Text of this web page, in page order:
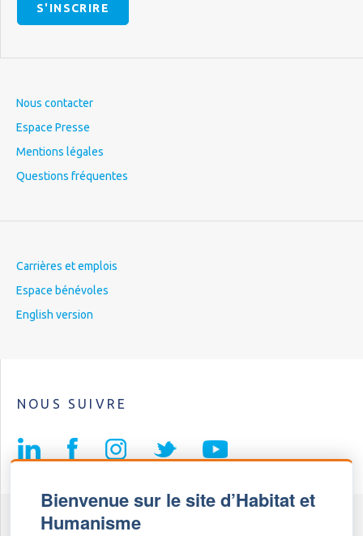
Bienvenue sur le site d’Habitat et
Humanisme
S'INSCRIRE
Nous contacter
Espace Presse
Mentions légales
Questions fréquentes
Carrières et emplois
Espace bénévoles
English version
NOUS SUIVRE